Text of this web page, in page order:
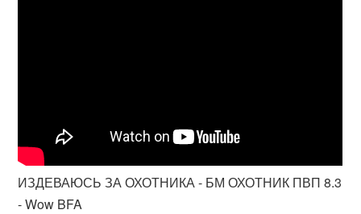
ИЗДЕВАЮСЬ ЗА ОХОТНИКА - БМ ОХОТНИК ПВП 8.3
- Wow BFA